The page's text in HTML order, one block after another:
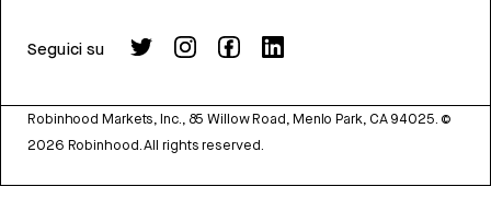
Seguici su
Robinhood Markets, Inc., 85 Willow Road, Menlo Park, CA 94025. ©
2026 Robinhood. All rights reserved.